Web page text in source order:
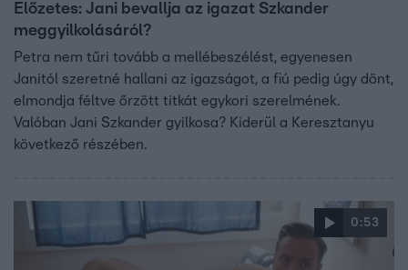
Előzetes: Jani bevallja az igazat Szkander
meggyilkolásáról?
Petra nem tűri tovább a mellébeszélést, egyenesen
Janitól szeretné hallani az igazságot, a fiú pedig úgy dönt,
elmondja féltve őrzött titkát egykori szerelmének.
Valóban Jani Szkander gyilkosa? Kiderül a Keresztanyu
következő részében.
0:53